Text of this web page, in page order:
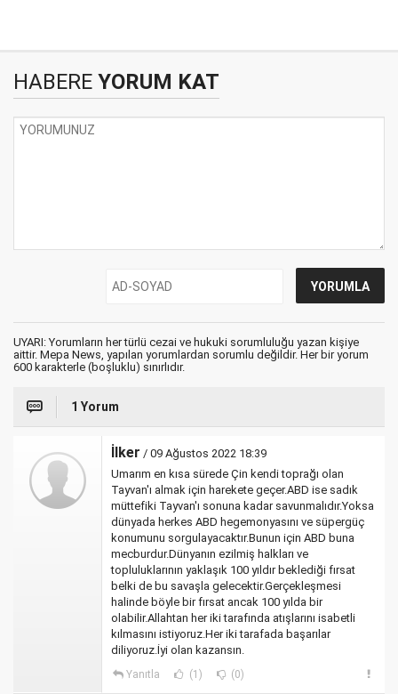
HABERE YORUM KAT
UYARI: Yorumların her türlü cezai ve hukuki sorumluluğu yazan kişiye
aittir. Mepa News, yapılan yorumlardan sorumlu değildir. Her bir yorum
600 karakterle (boşluklu) sınırlıdır.
1 Yorum
İlker / 09 Ağustos 2022 18:39
Umarım en kısa sürede Çin kendi toprağı olan
Tayvan'ı almak için harekete geçer.ABD ise sadık
müttefiki Tayvan'ı sonuna kadar savunmalıdır.Yoksa
dünyada herkes ABD hegemonyasını ve süpergüç
konumunu sorgulayacaktır.Bunun için ABD buna
mecburdur.Dünyanın ezilmiş halkları ve
topluluklarının yaklaşık 100 yıldır beklediği fırsat
belki de bu savaşla gelecektir.Gerçekleşmesi
halinde böyle bir fırsat ancak 100 yılda bir
olabilir.Allahtan her iki tarafında atışlarını isabetli
kılmasını istiyoruz.Her iki tarafada başarılar
diliyoruz.İyi olan kazansın.
Yanıtla (1) (0)